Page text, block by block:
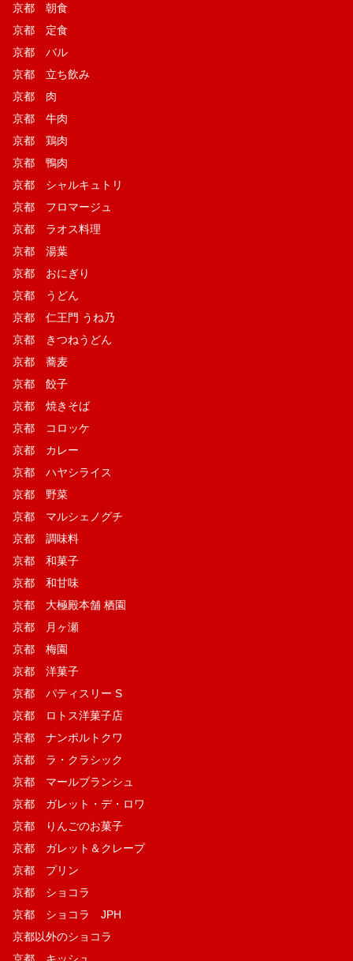
京都 朝食
京都 定食
京都 バル
京都 立ち飲み
京都 肉
京都 牛肉
京都 鶏肉
京都 鴨肉
京都 シャルキュトリ
京都 フロマージュ
京都 ラオス料理
京都 湯葉
京都 おにぎり
京都 うどん
京都 仁王門 うね乃
京都 きつねうどん
京都 蕎麦
京都 餃子
京都 焼きそば
京都 コロッケ
京都 カレー
京都 ハヤシライス
京都 野菜
京都 マルシェノグチ
京都 調味料
京都 和菓子
京都 和甘味
京都 大極殿本舗 栖園
京都 月ヶ瀬
京都 梅園
京都 洋菓子
京都 パティスリー S
京都 ロトス洋菓子店
京都 ナンポルトクワ
京都 ラ・クラシック
京都 マールブランシュ
京都 ガレット・デ・ロワ
京都 りんごのお菓子
京都 ガレット＆クレープ
京都 プリン
京都 ショコラ
京都 ショコラ JPH
京都以外のショコラ